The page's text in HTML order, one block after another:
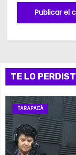
TE LO
TARAPACÁ